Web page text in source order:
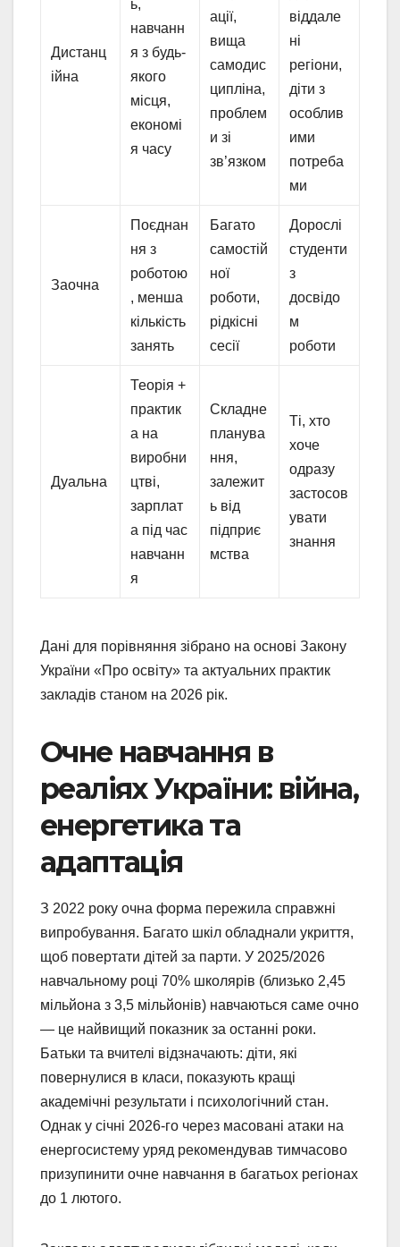
Дистанц
ійна
ь,
навчанн
я з будь-
якого
місця,
економі
я часу
ації,
вища
самодис
ципліна,
проблем
и зі
зв’язком
віддале
ні
регіони,
діти з
особлив
ими
потреба
ми
Заочна
Поєднан
ня з
роботою
, менша
кількість
занять
Багато
самостій
ної
роботи,
рідкісні
сесії
Дорослі
студенти
з
досвідо
м
роботи
Дуальна
Теорія +
практик
а на
виробни
цтві,
зарплат
а під час
навчанн
я
Складне
планува
ння,
залежит
ь від
підприє
мства
Ті, хто
хоче
одразу
застосов
увати
знання
Дані для порівняння зібрано на основі Закону
України «Про освіту» та актуальних практик
закладів станом на 2026 рік.
Очне навчання в
реаліях України: війна,
енергетика та
адаптація
З 2022 року очна форма пережила справжні
випробування. Багато шкіл обладнали укриття,
щоб повертати дітей за парти. У 2025/2026
навчальному році 70% школярів (близько 2,45
мільйона з 3,5 мільйонів) навчаються саме очно
— це найвищий показник за останні роки.
Батьки та вчителі відзначають: діти, які
повернулися в класи, показують кращі
академічні результати і психологічний стан.
Однак у січні 2026-го через масовані атаки на
енергосистему уряд рекомендував тимчасово
призупинити очне навчання в багатьох регіонах
до 1 лютого.